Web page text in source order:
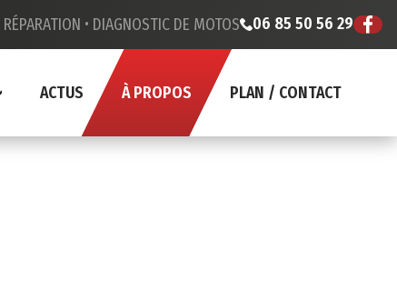
RÉPARATION • DIAGNOSTIC DE MOTOS 06 85 50 56 29
ACTUS À PROPOS PLAN / CONTACT